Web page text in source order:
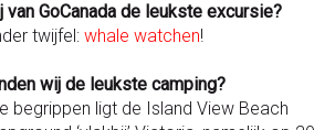
van GoCanada de leukste excursie?
twijfel: whale watchen!
wij de leukste camping?
begrippen ligt de Island View Beach